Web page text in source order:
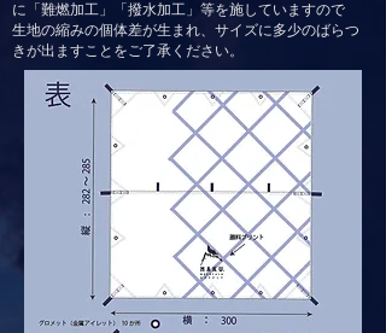
に「難燃加工」「撥水加工」等を施していますので
​生地の縮みの個体差が生まれ、サイズに多少のばらつ
きが出ますことをご了承ください。